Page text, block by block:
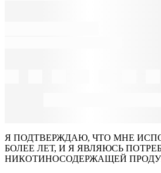
Я ПОДТВЕРЖДАЮ, ЧТО МНЕ
БОЛЕЕ ЛЕТ, И Я ЯВЛЯЮСЬ
НИКОТИНОСОДЕРЖАЩЕЙ